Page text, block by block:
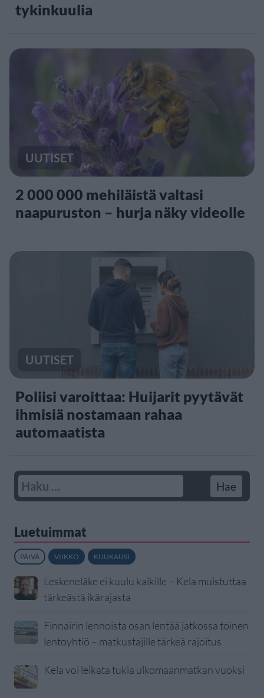
tykinkuulia
UUTISET
2 000 000 mehiläistä valtasi
naapuruston – hurja näky videolle
UUTISET
Poliisi varoittaa: Huijarit pyytävät
ihmisiä nostamaan rahaa
automaatista
Luetuimmat
PÄIVÄ VIIKKO KUUKAUSI
Leskeneläke ei kuulu kaikille – Kela muistuttaa
tärkeästä ikärajasta
Finnairin lennoista osan lentää jatkossa toinen
lentoyhtiö – matkustajille tärkeä rajoitus
Kela voi leikata tukia ulkomaanmatkan vuoksi